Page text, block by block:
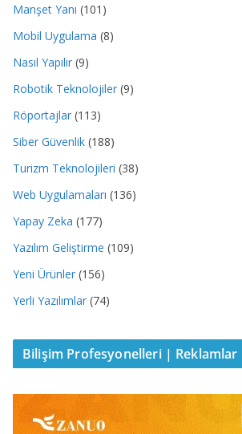
Manşet Yanı (101)
Mobil Uygulama (8)
Nasıl Yapılır (9)
Robotik Teknolojiler (9)
Röportajlar (113)
Siber Güvenlik (188)
Turizm Teknolojileri (38)
Web Uygulamaları (136)
Yapay Zeka (177)
Yazılım Geliştirme (109)
Yeni Ürünler (156)
Yerli Yazılımlar (74)
Bilişim Profesyonelleri | Reklamlar